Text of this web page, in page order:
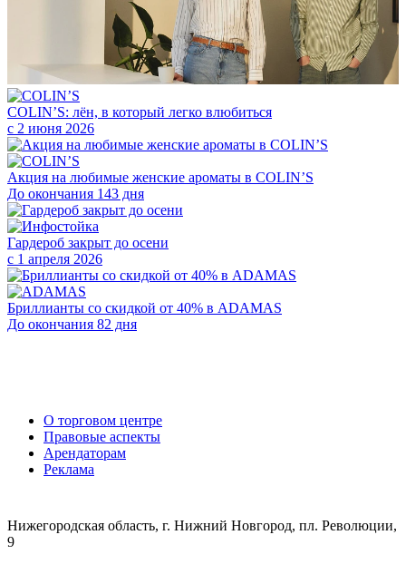
COLIN’S: лён, в который легко влюбиться
с 2 июня 2026
Акция на любимые женские ароматы в COLIN’S
До окончания 143 дня
Гардероб закрыт до осени
с 1 апреля 2026
Бриллианты со скидкой от 40% в ADAMAS
До окончания 82 дня
О торговом центре
Правовые аспекты
Арендаторам
Реклама
Нижегородская область, г. Нижний Новгород, пл. Революции,
9